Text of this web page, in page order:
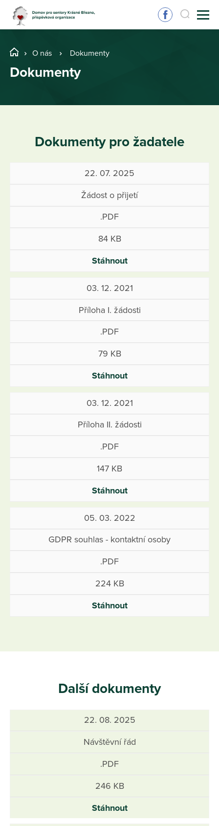
O nás Dokumenty
Dokumenty
Dokumenty pro žadatele
22. 07. 2025
Žádost o přijetí
.PDF
84 KB
Stáhnout
03. 12. 2021
Příloha I. žádosti
.PDF
79 KB
Stáhnout
03. 12. 2021
Příloha II. žádosti
.PDF
147 KB
Stáhnout
05. 03. 2022
GDPR souhlas - kontaktní osoby
.PDF
224 KB
Stáhnout
Další dokumenty
22. 08. 2025
Návštěvní řád
.PDF
246 KB
Stáhnout